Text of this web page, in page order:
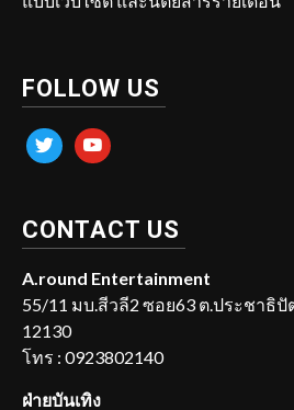
FOLLOW US
twitter youtube
CONTACT US
A.round Entertainment
55/11 มบ.สีวลี2 ซอย63 ต.ประชาธิ
12130
โทร : 0923802140
ฝ่ายบันเทิง